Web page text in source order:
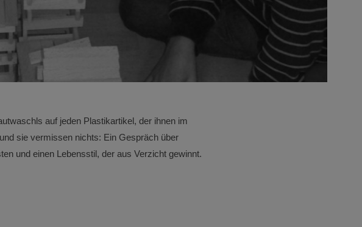
auf jeden Plastikartikel, der ihnen im
sie vermissen nichts: Ein Gespräch über
und einen Lebensstil, der aus Verzicht gewinnt.